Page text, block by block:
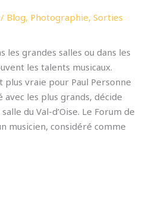
/ Blog, Photographie,Sorties
les grandes salles ou dans les
les talents musicaux.
plus vraie pour Paul Personne
les plus grands, décide
du Val-d’Oise. Le Forum de
musicien, considéré comme